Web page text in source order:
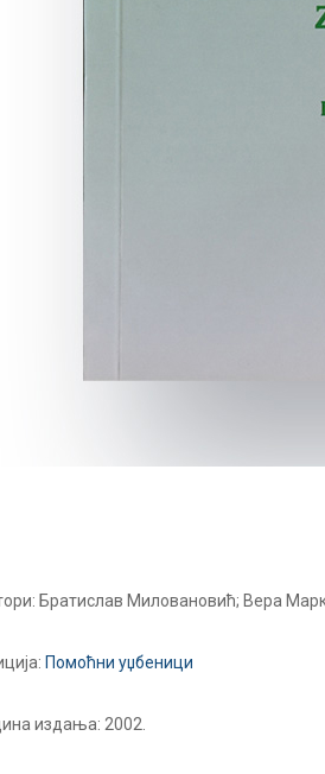
Братислав Миловановић; Вера
Помоћни уџбеници
издања: 2002.